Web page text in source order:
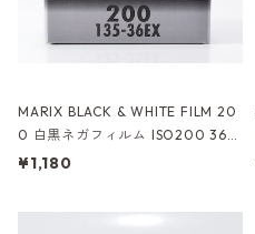
MARIX BLACK & WHITE FILM 20
0 白黒ネガフィルム ISO200 36枚
撮り (M038)
¥1,180